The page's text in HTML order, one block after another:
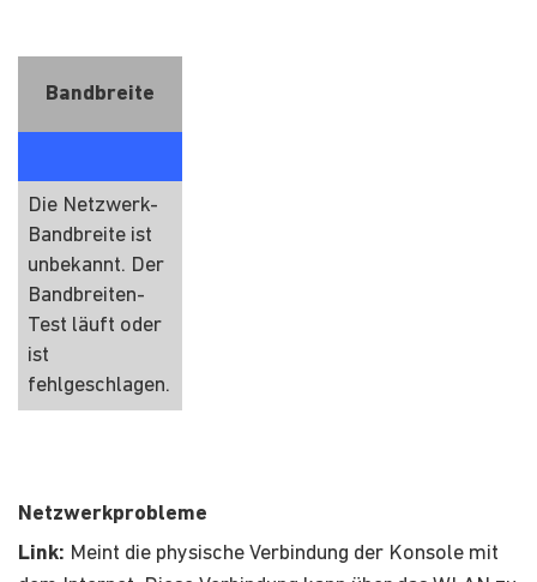
Bandbreite
Die Netzwerk-
Bandbreite ist
unbekannt. Der
Bandbreiten-
Test läuft oder
ist
fehlgeschlagen.
Netzwerkprobleme
Link: Meint die physische Verbindung der Konsole mit